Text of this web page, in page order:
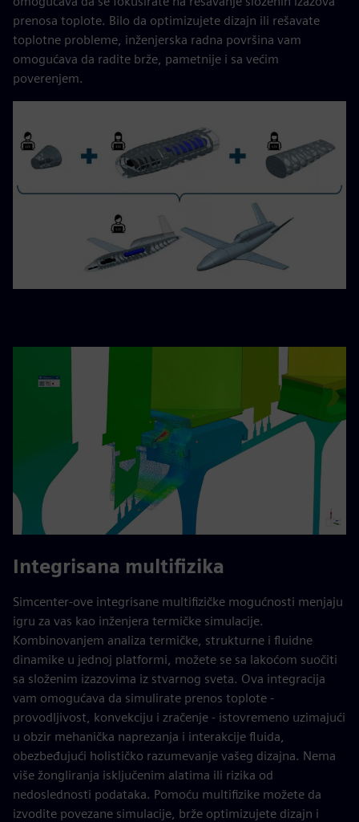
prenosa toplote. Bilo da optimizujete dizajn ili rešavate
toplotne probleme, inženjerska radna površina vam
omogućava da radite brže, pametnije i sa većim
poverenjem.
Integrisana multifizika
Simcenter-ove integrisane multifizičke mogućnosti menjaju
igru za vas kao inženjera termičke simulacije.
Kombinovanjem analiza termičke, strukturne i fluidne
dinamike u jednoj platformi, možete se sa lakoćom suočiti
sa složenim izazovima iz stvarnog sveta. Ova integracija
vam omogućava da simulirate prenos toplote -
provodljivost, konvekciju i zračenje - istovremeno uzimajući
u obzir mehanička naprezanja i interakcije fluida,
obezbeđujući holističko razumevanje vašeg dizajna. Nema
više žongliranja isključenim alatima ili rizika od
nedoslednosti podataka. Pomoću multifizike možete da
izvodite povezane simulacije, brže optimizujete dizajn i